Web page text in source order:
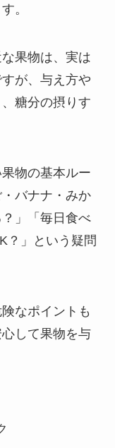
。
果物は、実は
が、与え方や
糖分の摂りす
物の基本ルー
バナナ・みか
」「毎日食べ
？」という疑問
なポイントも
して果物を与